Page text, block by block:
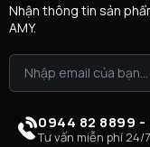
Nhận thông tin sản
AMY.
0944 82 8899
Tư vấn miễn phí 24/7